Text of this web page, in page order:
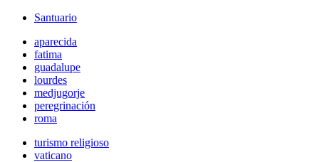
Santuario
aparecida
fatima
guadalupe
lourdes
medjugorje
peregrinación
roma
turismo religioso
vaticano